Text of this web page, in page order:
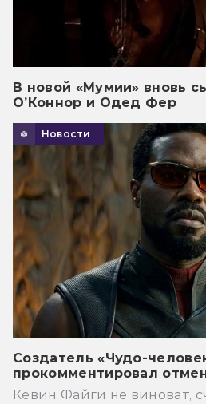
В новой «Мумии» вновь
О’Коннор и Одед Фер
Новости
Создатель «Чудо-
прокомментировал
Кевин Файги не виноват,